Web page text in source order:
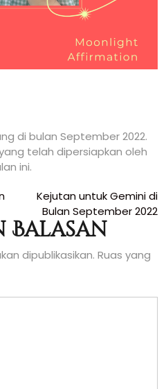
di bulan September 2022.
telah dipersiapkan oleh
ini.
Kejutan untuk Gemini di
Bulan September 2022
dipublikasikan. Ruas yang